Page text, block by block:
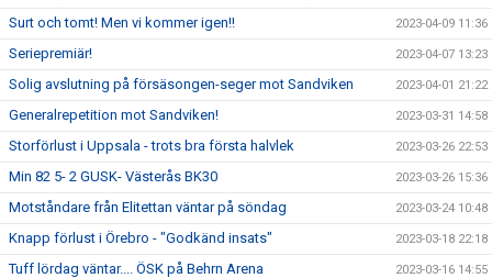
Surt och tomt! Men vi kommer igen!! 2023-04-09 11:36
Seriepremiär! 2023-04-07 13:23
Solig avslutning på försäsongen-seger mot Sandviken 2023-04-01 21:22
Generalrepetition mot Sandviken! 2023-03-31 14:58
Storförlust i Uppsala - trots bra första halvlek 2023-03-26 22:53
Min 82 5- 2 GUSK- Västerås BK30 2023-03-26 15:36
Motståndare från Elitettan väntar på söndag 2023-03-24 10:48
Knapp förlust i Örebro - "Godkänd insats" 2023-03-18 22:18
Tuff lördag väntar.... ÖSK på Behrn Arena 2023-03-16 14:55